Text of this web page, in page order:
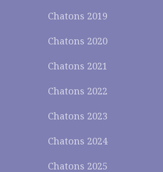
Chatons 2019
Chatons 2020
Chatons 2021
Chatons 2022
Chatons 2023
Chatons 2024
Chatons 2025